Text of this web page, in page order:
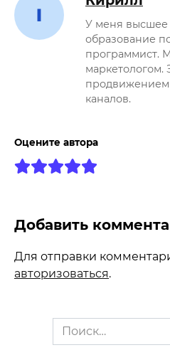
У меня высшее
образование
программист.
маркетологом.
продвижением
каналов.
Оцените автора
Добавить
Для отправки
авторизоваться.
Search
for: